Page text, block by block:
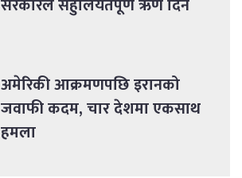
सरकारले सहुलियतपूर्ण ऋण दिने
अमेरिकी आक्रमणपछि इरानको
जवाफी कदम, चार देशमा एकसाथ
हमला